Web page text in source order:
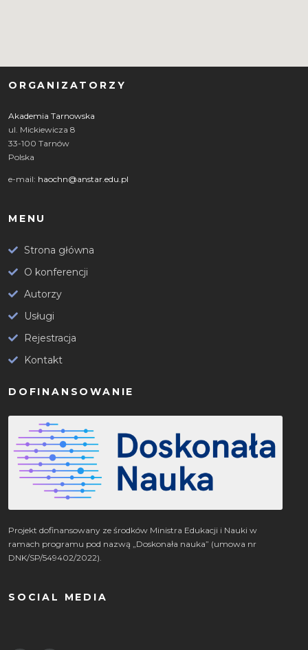
ORGANIZATORZY
Akademia Tarnowska
ul. Mickiewicza 8
33-100 Tarnów
Polska
e-mail: haochn@anstar.edu.pl
MENU
Strona główna
O konferencji
Autorzy
Usługi
Rejestracja
Kontakt
DOFINANSOWANIE
Projekt dofinansowany ze środków Ministra Edukacji i Nauki w
ramach programu pod nazwą „Doskonała nauka” (umowa nr
DNK/SP/549402/2022).
SOCIAL MEDIA